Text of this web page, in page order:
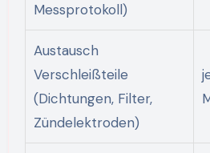
Messprotokoll)
Austausch
Verschleißteile
(Dichtungen, Filter,
Zündelektroden)